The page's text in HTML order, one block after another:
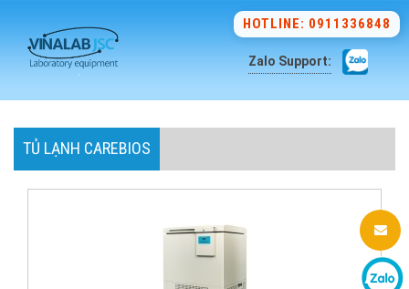
HOTLINE: 0911336848
Zalo Support:
TỦ LẠNH CAREBIOS